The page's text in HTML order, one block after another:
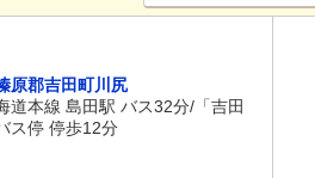
原郡吉田町川尻
道本線 島田駅 バス32分/「吉田
ス停 停歩12分